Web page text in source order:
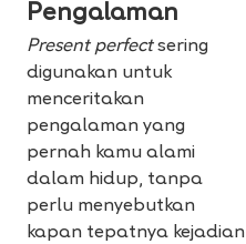
Pengalaman
Present perfectsering
digunakan untuk
menceritakan
pengalaman yang
pernah kamu alami
dalam hidup, tanpa
perlu menyebutkan
kapan tepatnya kejadian